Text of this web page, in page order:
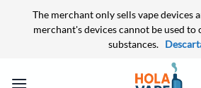
The merchant only sells vape devices
merchant's devices cannot be used to
substances.